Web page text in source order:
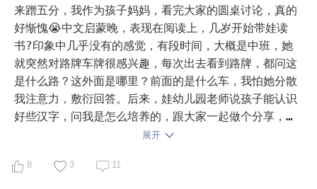
2，大侦探福尔摩斯全系列，这个孩子带到班里和同学分
享，全班都爱。
大侦探福尔摩斯(第一辑01): 追凶20年
大侦探福尔摩斯(第一辑02): 四个神秘的签名
猫，米小圈上学记，德国少儿百科全书，除此之外还有各
种自然科普书，对自然科普最为着迷，昆虫，动物，植
物，特别喜欢这种。
我先备下的猫头鹰王国，还没怎么看，还有神奇点心店，
青蛙和蟾蜍，帕丁熊系列，这些慢慢也都会看上。
除了这些，还有姐姐看的很多书，象哈利波特，也可以
看。反正幼儿园实现了自主阅读后，我只管买书，质和量
跟得上，其他的随便她怎么看，如果还不想看，就放回
是5岁时，我会尽量买6-9岁看的书。6岁时我会买7-10
来蹭五分，我作为孩子妈妈，看完大家的圆桌讨论，真的
好惭愧😭中文启蒙晚，表现在阅读上，几岁开始带娃读
书?印象中几乎没有的感觉，有段时间，大概是中班，她
就突然对路牌车牌很感兴趣，每次出去看到路牌，都问这
是什么路？这外面是哪里？前面的是什么车，我怕她分散
我注意力，敷衍回答。后来，娃幼儿园老师说孩子能认识
好些汉字，问我是怎么培养的，跟大家一起做个分享，要
命，我自己都不知道，拒绝了。现在想来，大概是在幼儿
都快翻烂了。然后可能自己也有兴趣，比较爱问，之后，
展开
8 3 11